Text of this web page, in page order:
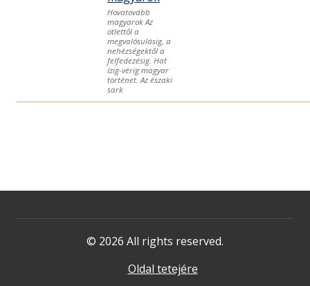
Hovatovább
magyarok Az
ötlettől a
megvalósulásig, a
nehézségektől a
felfedezésig. Hat
ízig-vérig magyar
történet. Az északi
sark
© 2026 All rights reserved.
Oldal tetejére